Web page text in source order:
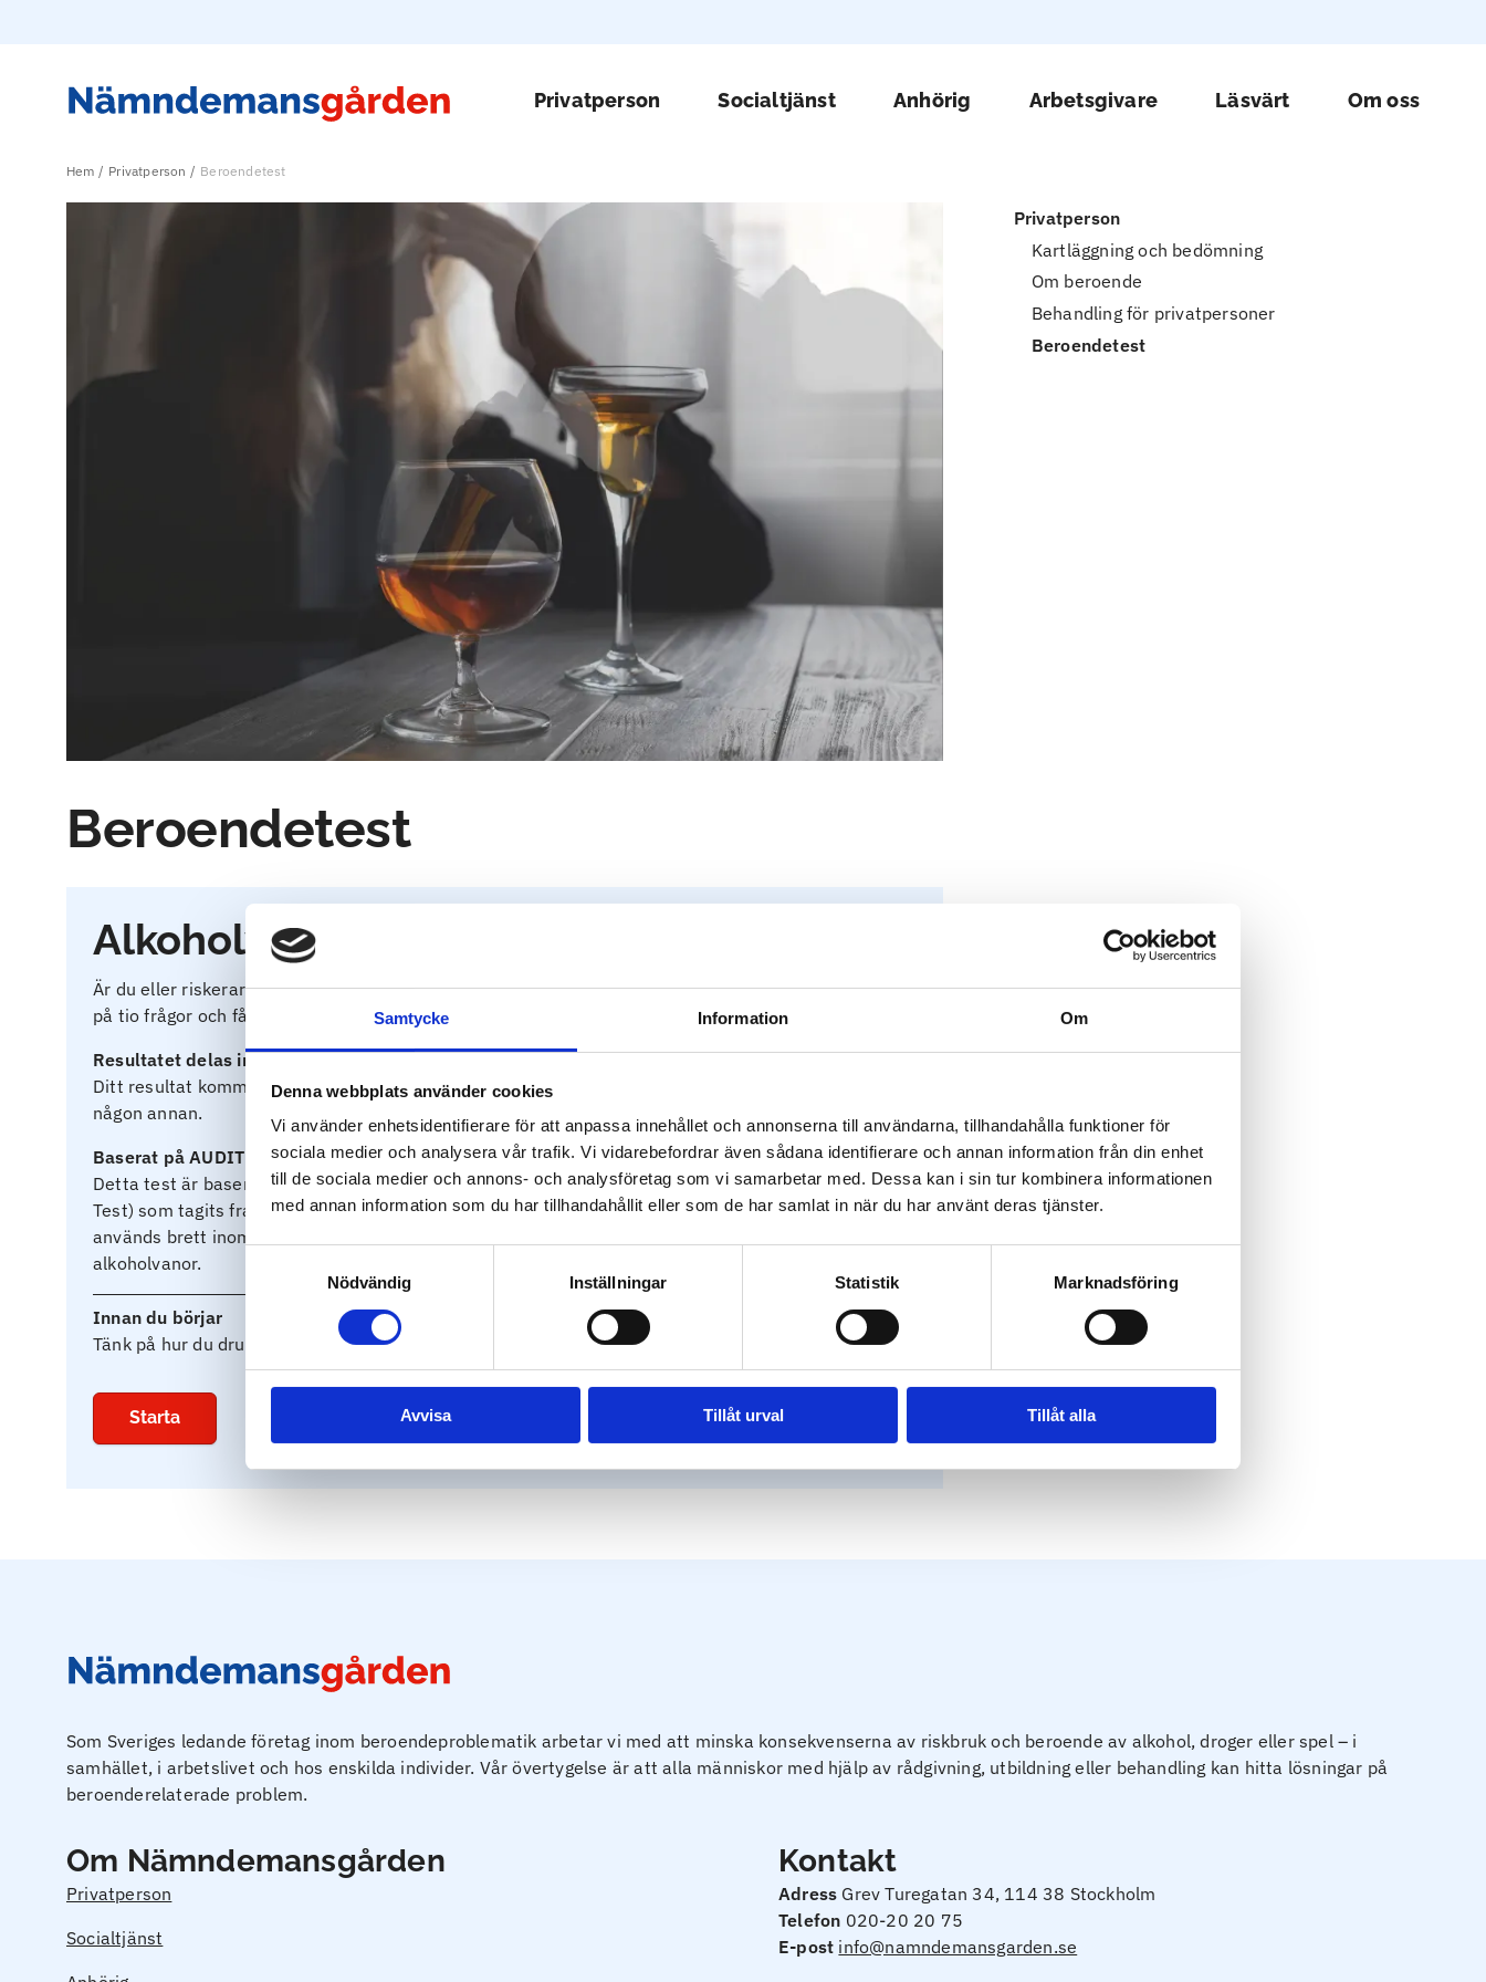
Samtycke Information Om
Denna webbplats använder cookies
Vi använder enhetsidentifierare för att anpassa innehållet och annonserna till användarna, tillhandahålla funktioner för
sociala medier och analysera vår trafik. Vi vidarebefordrar även sådana identifierare och annan information från din enhet
till de sociala medier och annons- och analysföretag som vi samarbetar med. Dessa kan i sin tur kombinera informationen
med annan information som du har tillhandahållit eller som de har samlat in när du har använt deras tjänster.
Nödvändig
Inställningar Statistik Marknadsföring
Avvisa Tillåt urval Tillåt alla
Huvudmeny Nämndemansgården (sv)
Privatperson Socialtjänst Anhörig Arbetsgivare Läsvärt Om oss
Hem Privatperson Beroendetest
Beroendetest
Alkoholvanor
Är du eller riskerar du att bli beroende av alkohol? Här kan du svara
på tio frågor och få hjälp att bedöma dina alkoholvanor.
Resultatet delas inte
Ditt resultat kommer inte sparas eller delas med Feelgood eller
någon annan.
Baserat på AUDIT
Detta test är baserat påAUDIT(Alcohol Use Disorders Identification
Test) som tagits fram av Världshälsoorganisationen WHO. Det
används brett inom sjukvården för att bedöma risken för skadliga
alkoholvanor.
Innan du börjar
Tänk på hur du druckit det senaste året och svara så ärligt du kan.
Privatperson
Kartläggning och bedömning
Om beroende
Behandling för privatpersoner
Beroendetest
Som Sveriges ledande företag inom beroendeproblematik arbetar vi med att minska konsekvenserna av riskbruk och beroende av alkohol, droger eller spel – i
samhället, i arbetslivet och hos enskilda individer. Vår övertygelse är att alla människor med hjälp av rådgivning, utbildning eller behandling kan hitta lösningar på
beroenderelaterade problem.
Om Nämndemansgården
Privatperson
Socialtjänst
Kontakt
Adress Grev Turegatan 34, 114 38 Stockholm
Telefon 020-20 20 75
E-post info@namndemansgarden.se